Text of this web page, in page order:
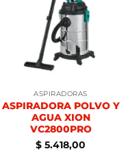
ASPIRADORAS
ASPIRADORA POLVO Y
AGUA XION
VC2800PRO
$ 5.418,00